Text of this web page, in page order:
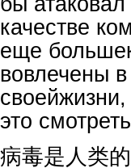
качестве
еще
вовлечены
это
病毒是人类